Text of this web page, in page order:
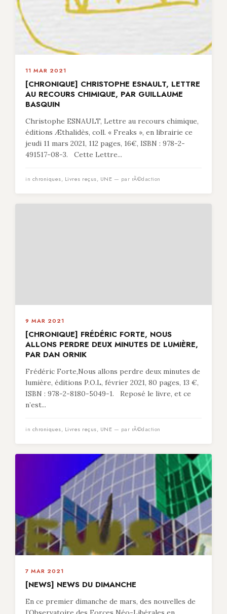
11 MAR 2021
[CHRONIQUE] CHRISTOPHE ESNAULT, LETTRE
AU RECOURS CHIMIQUE, PAR GUILLAUME
BASQUIN
Christophe ESNAULT, Lettre au recours chimique,
éditions Æthalidès, coll. « Freaks », en librairie ce
jeudi 11 mars 2021, 112 pages, 16€, ISBN : 978-2-
491517-08-3. Cette Lettre...
in chroniques, Livres reçus, UNE — par rÃ©daction
9 MAR 2021
[CHRONIQUE] FRÉDÉRIC FORTE, NOUS
ALLONS PERDRE DEUX MINUTES DE LUMIÈRE,
PAR DAN ORNIK
Frédéric Forte,Nous allons perdre deux minutes de
lumière, éditions P.O.L, février 2021, 80 pages, 13 €,
ISBN : 978-2-8180-5049-1. Reposé le livre, et ce
n’est...
in chroniques, Livres reçus, UNE — par rÃ©daction
7 MAR 2021
[NEWS] NEWS DU DIMANCHE
En ce premier dimanche de mars, des nouvelles de